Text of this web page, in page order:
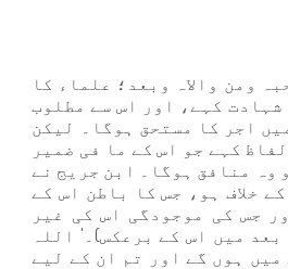
ومن والاہ وبعد؛ علماء کا
شہادت کہے، اور اس سے مطلوب
اجر کا مستحق ہوگا۔ لیکن
کہے جو اس کے ما فی ضمیر
وہ منافق ہوگا۔ ابن جریج نے
خلاف ہو، جس کا باطن اس کے
جس کی موجودگی اس کی غیر
میں اس کے برعکس)۔' اللہ
ہوں گے اور تم ان کے لیے